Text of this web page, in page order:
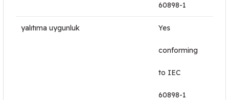
60898-1
yalıtıma uygunluk Yes
conforming
to IEC
60898-1